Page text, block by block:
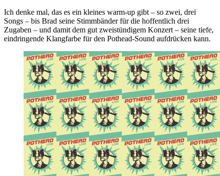
Ich denke mal, das es ein kleines warm-up gibt – so zwei, drei
Songs – bis Brad seine Stimmbänder für die hoffentlich drei
Zugaben – und damit dem gut zweistündigem Konzert – seine tiefe,
eindringende Klangfarbe für den Pothead-Sound aufdrücken kann.